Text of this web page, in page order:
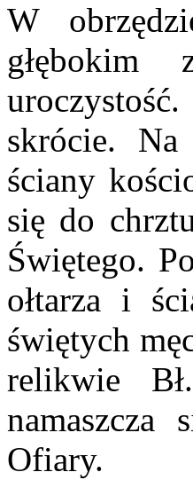
W
głębokim
skrócie.
ściany
się do
Świętego.
ołtarza i
świętych
relikwie
namaszcza
Ofiary.